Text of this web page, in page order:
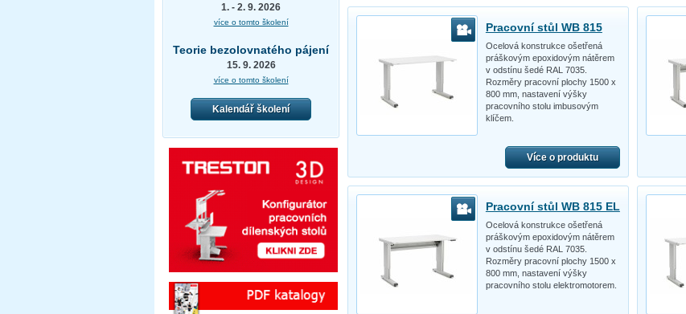
Pracovní stůl WB 815
Ocelová konstrukce ošetřená
práškovým epoxidovým nátěrem
v odstínu šedé RAL 7035.
Rozměry pracovní plochy 1500 x
800 mm, nastavení výšky
pracovního stolu imbusovým
klíčem.
Více o produktu
Pracovní stůl WB 815 EL
Ocelová konstrukce ošetřená
práškovým epoxidovým nátěrem
v odstínu šedé RAL 7035.
Rozměry pracovní plochy 1500 x
800 mm, nastavení výšky
pracovního stolu elektromotorem.
1. - 2. 9. 2026
více o tomto školení
Teorie bezolovnatého pájení
15. 9. 2026
více o tomto školení
Kalendář školení